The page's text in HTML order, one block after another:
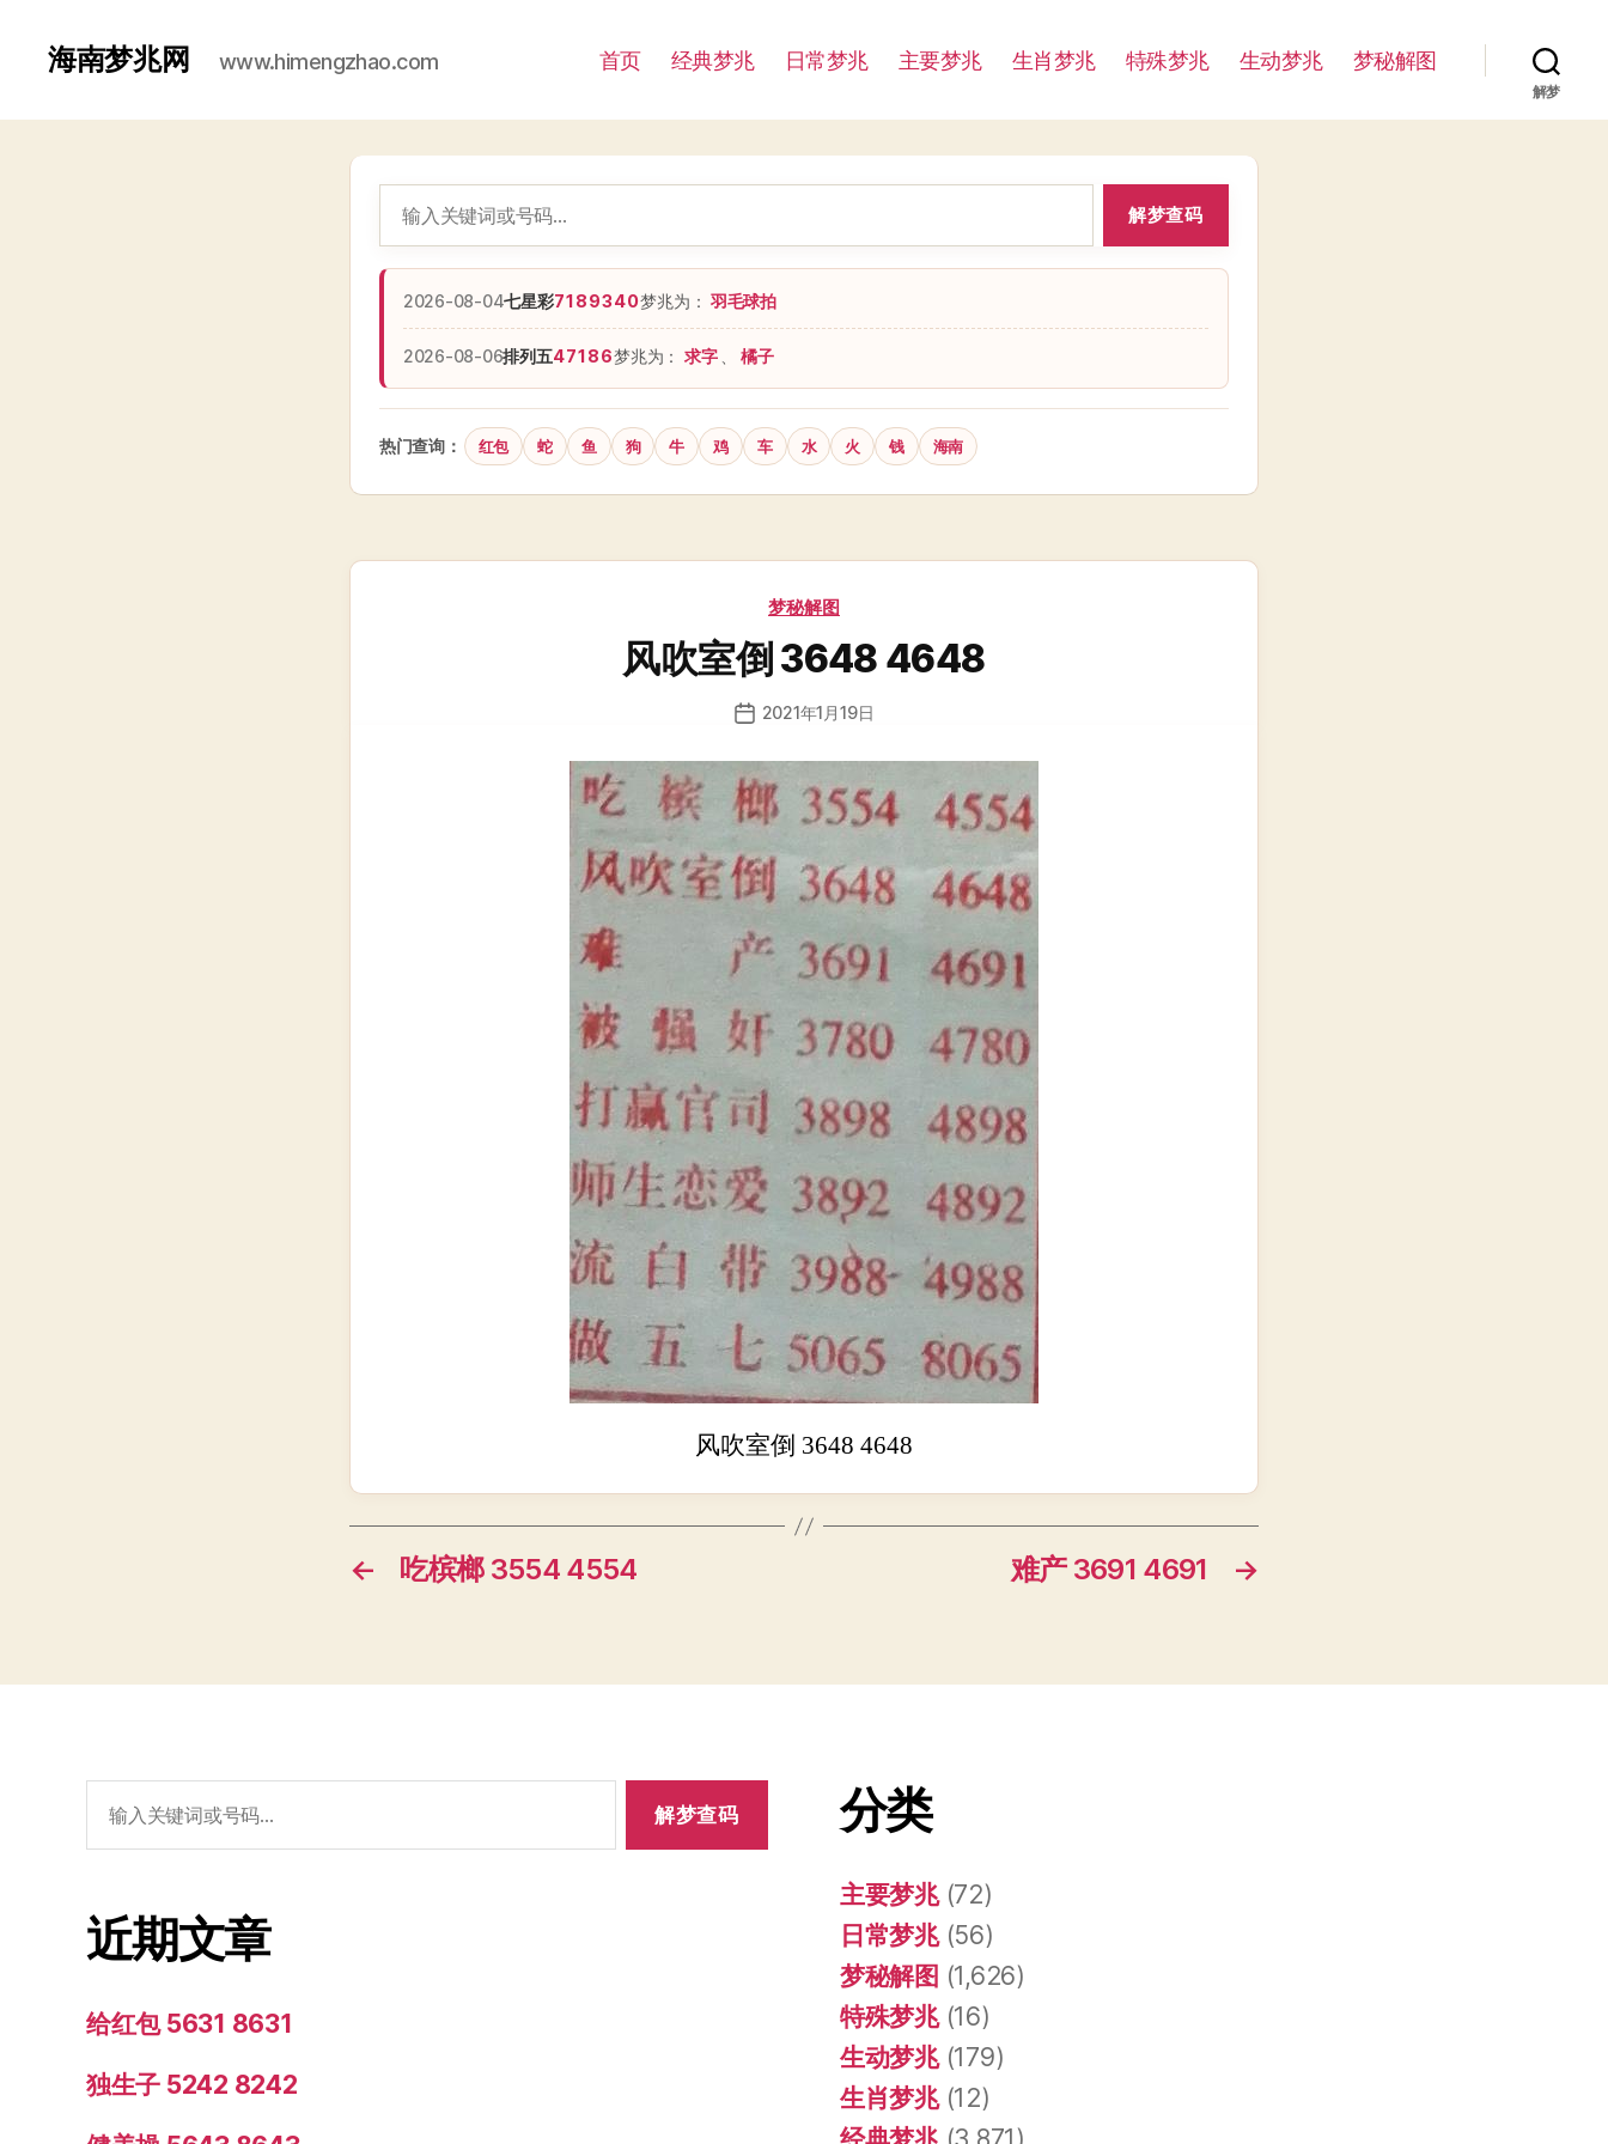
海南梦兆网 www.himengzhao.com 首页 经典梦兆 日常梦兆 主要梦兆 生肖梦兆 特殊梦兆 生动梦兆 梦秘解图
解梦
解梦查码
2026-08-04七星彩7189340梦兆为：羽毛球拍
2026-08-06排列五47186梦兆为： 求字 橘子
热门查询： 红包 蛇 鱼 狗 牛 鸡 车 水 火 钱 海南
分
梦秘解图
风吹室倒 3648 4648
发
日
期
2021年1月19日
风吹室倒 3648 4648
← 吃槟榔 3554 4554 →
难产 3691 4691
索：
近期文章
给红包 5631 8631
独生子 5242 8242
分类
主要梦兆(72)
日常梦兆(56)
梦秘解图 (1,626)
特殊梦兆(16)
生动梦兆(179)
生肖梦兆(12)